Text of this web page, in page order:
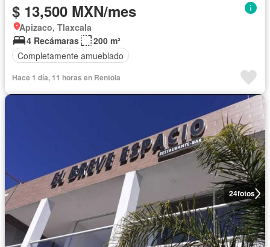
$ 13,500 MXN/mes
Apizaco, Tlaxcala
4 Recámaras
200 m²
Completamente amueblado
Hace 1 día, 11 horas en Rentola
24fotos